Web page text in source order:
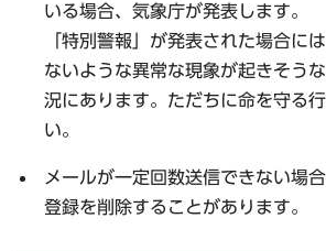
いる場合、気象庁が発表します。
「特別警報」が発表された場合に
ないような異常な現象が起きそう
況にあります。ただちに命を守る
い。
メールが一定回数送信できない場
登録を削除することがあります。